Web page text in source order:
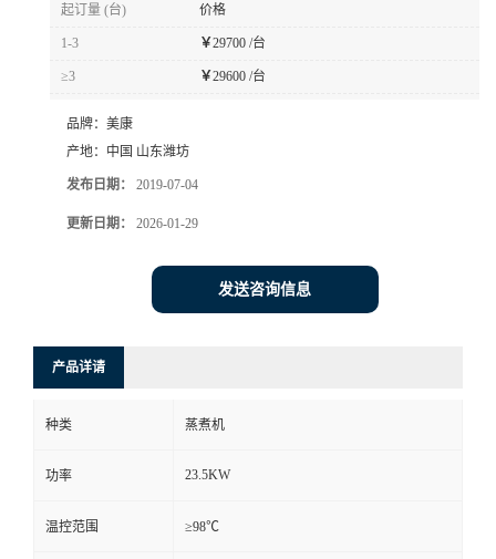
起订量 (台) 价格
1-3 ￥29700 /台
≥3 ￥29600 /台
品牌： 美康
产地： 中国 山东潍坊
发布日期： 2019-07-04
更新日期： 2026-01-29
发送咨询信息
产品详请
种类 蒸煮机
功率 23.5KW
温控范围 ≥98℃